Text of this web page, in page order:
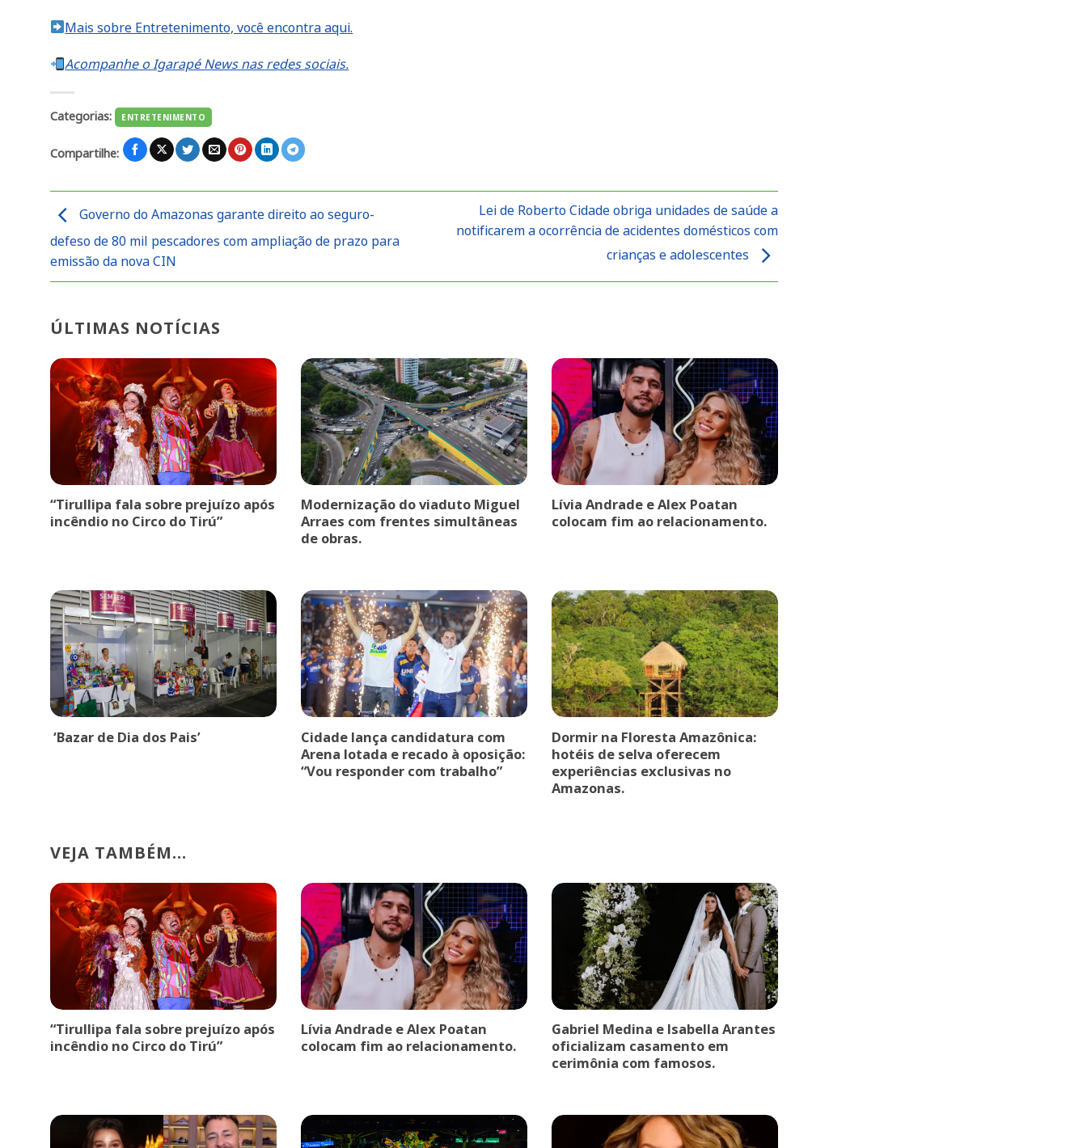
Mais sobre Entretenimento, você encontra aqui.
Acompanhe o Igarapé News nas redes sociais.
Categorias: ENTRETENIMENTO
Compartilhe:
Governo do Amazonas garante direito ao seguro-
defeso de 80 mil pescadores com ampliação de prazo para
emissão da nova CIN
Lei de Roberto Cidade obriga unidades de saúde a
notificarem a ocorrência de acidentes domésticos com
crianças e adolescentes
ÚLTIMAS NOTÍCIAS
“Tirullipa fala sobre prejuízo após
incêndio no Circo do Tirú”
Modernização do viaduto Miguel
Arraes com frentes simultâneas
de obras.
Lívia Andrade e Alex Poatan
colocam fim ao relacionamento.
‘Bazar de Dia dos Pais’
Cidade lança candidatura com
Arena lotada e recado à oposição:
“Vou responder com trabalho”
Dormir na Floresta Amazônica:
hotéis de selva oferecem
experiências exclusivas no
Amazonas.
VEJA TAMBÉM...
“Tirullipa fala sobre prejuízo após
incêndio no Circo do Tirú”
Lívia Andrade e Alex Poatan
colocam fim ao relacionamento.
Gabriel Medina e Isabella Arantes
oficializam casamento em
cerimônia com famosos.